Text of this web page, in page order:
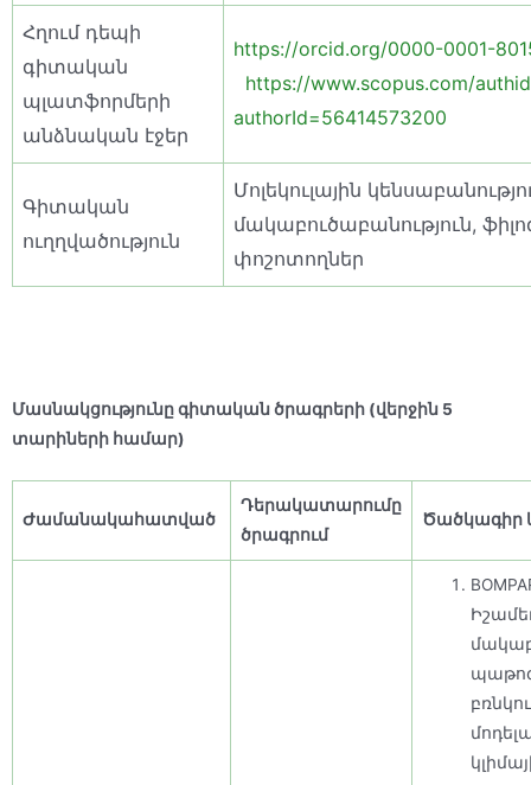
Հղում դեպի
գիտական
պլատֆորմերի
անձնական էջեր
https://orcid.org/0000-0001-
https://www.scopus.com/
authorId=56414573200
Գիտական
ուղղվածություն
Մոլեկուլային
մակաբուծաբանություն,
փոշոտողներ
Մասնակցությունը գիտական ծրագրերի (վերջին 5
տարիների համար)
Ժամանակահատված
Դերակատարումը
ծրագրում
Ծածկագիր